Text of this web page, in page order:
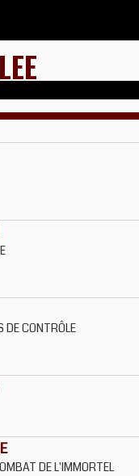
DE CONTRÔLE
DE L'IMMORTEL